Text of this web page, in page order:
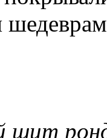
щит